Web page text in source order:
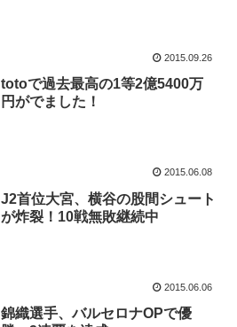
2015.09.26
totoで過去最高の1等2億5400万
円がでました！
2015.06.08
J2首位大宮、横谷の股間シュート
が炸裂！10戦無敗継続中
2015.06.06
錦織選手、バルセロナOPで優